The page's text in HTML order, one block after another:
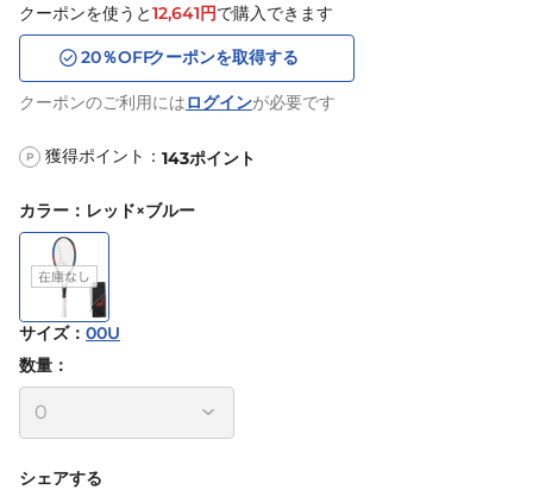
クーポンを使うと12,641円で購入できます
20％OFFクーポンを取得する
クーポンのご利用にはログインが必要です
P 獲得ポイント： 143ポイント
カラー ： レッド×ブルー
サイズ： 00U
数量：
シェアする